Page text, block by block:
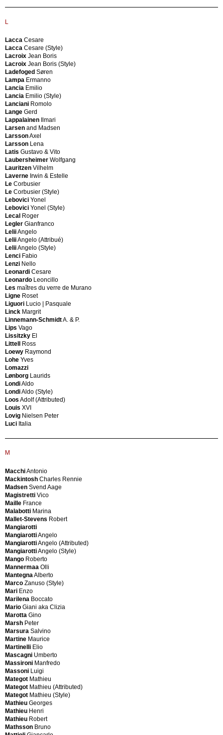
Sede
Debièrp
R.
Dell
Christian
Dell
Christian
(Attributed)
Dell
Christian
(Style)
Delo
Derossi
Pietro
Desanta
Simon
Descalzi
Gaetano
Design
allemand
Design
français
P
Design
italien
D
Design
suisse
Deuber
Christian
Didone
Ezio
Dilieto
Matteo
Dior
Christian
Ditzel
Nana
(Style)
Diulgheroff
Nikolay
Drocco
Guido
Ducaroy
Michel
Due
Hans
E
Eames
Charles
&
Eero
Saarinen
Eames
Charles
&
Ray
Eames
Ray
Charles
Edmond
Jean
Paul
Edoardo
Paoli
Eiermann
Egon
Eiermann
Egon
(Style)
Stolefabrik
Frem
Rojle
French
French
Manufacturing
French
Productiob
French
Production
Frick
Friesland
Frigerio
Frigerio
Mobili
Fristho
Fristho
Franeker
Fritz
Hansen
FTB
Murano
FVK
ErzGebirgischVolksKunst
G
G.
Mazzotti
G.C.M.E.
Gabbianelli
Gabriella
Binazzi
Gabriella
Crespi
Gaetano
Pesce
Galfetti
Galleria
Mobili
d'Arte
Gambone
Gardelle
Michel
Gavina
GCME
Gerace
Gilardi
Gilardi
&
Barzaghi
Gilardi
e
C.
Giovannetti
Giovanni
Ferrabini
Gisberger
Giussano
GMA
Galleria
Mobili
d'Arte
Cantù
Goldkant
Leuchten
Good
Form
Greco
Illuminazione
Grundig
Gruppo
Alchimia
Gufram
Guzzini
Guzzini
(Style)
L
Lacca Cesare
Lacca Cesare (Style)
Lacroix Jean Boris
Lacroix Jean Boris (Style)
Ladefoged Søren
Lampa Ermanno
Lancia Emilio
Lancia Emilio (Style)
Lanciani Romolo
Lange Gerd
Lappalainen Ilmari
Larsen and Madsen
LarssonAxel
Larsson Lena
Latis Gustavo & Vito
Laubersheimer Wolfgang
Lauritzen Vilhelm
Laverne Irwin & Estelle
Le Corbusier
Le Corbusier (Style)
Lebovici Yonel
Lebovici Yonel (Style)
Lecal Roger
Legler Gianfranco
LeliiAngelo
LeliiAngelo (Attribué)
LeliiAngelo (Style)
Lenci Fabio
Lenzi Nello
Leonardi Cesare
Leonardo Leoncillo
Les maîtres du verre de Murano
Ligne Roset
Liguori Lucio | Pasquale
Linck Margrit
Linnemann-SchmidtA. & P.
Lips Vago
Lissitzky El
Littell
Ross
Loewy Raymond
Lohe Yves
Lomazzi
Lønborg Laurids
LondiAldo
LondiAldo (Style)
Loos Adolf (Attributed)
Louis XVI
Lovig Nielsen Peter
Luci Italia
M
MacchiAntonio
Mackintosh Charles Rennie
Madsen Svend Aage
Magistretti Vico
Maille France
Malabotti Marina
Mallet-Stevens Robert
Mangiarotti
MangiarottiAngelo
MangiarottiAngelo (Attributed)
MangiarottiAngelo (Style)
Mango Roberto
Mannermaa Olli
Mantegna Alberto
Marco Zanuso (Style)
Mari Enzo
Marilena Boccato
Mario Giani aka Clizia
Marotta Gino
Marsh Peter
Marsura Salvino
Martine Maurice
Martinelli Elio
Mascagni Umberto
Massironi Manfredo
Massoni Luigi
Mategot Mathieu
Mategot Mathieu (Attributed)
Mategot Mathieu (Style)
Mathieu Georges
Mathieu Henri
Mathieu Robert
Mathsson Bruno